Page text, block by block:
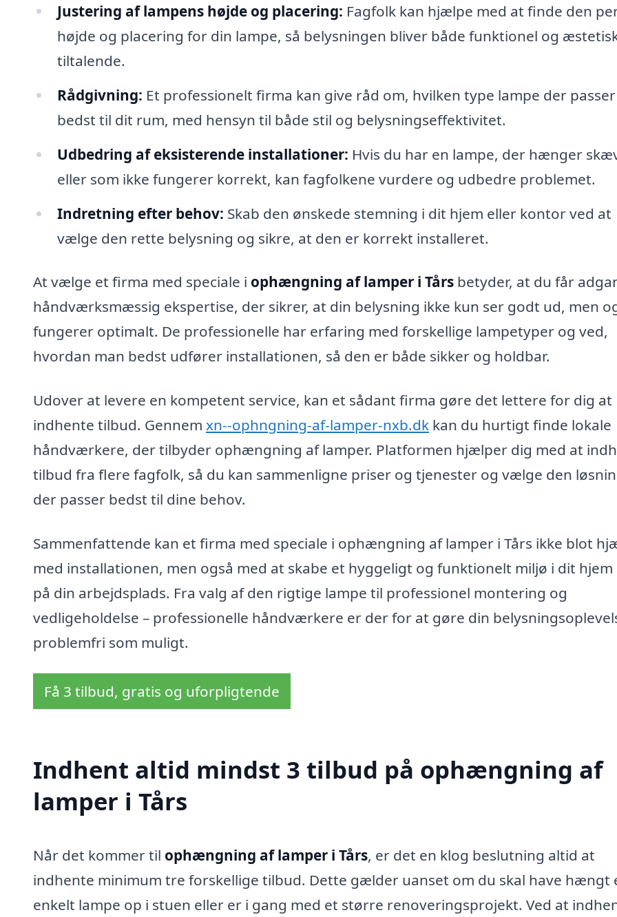
Justering af lampens højde og placering: Fagfolk kan hjælpe med at finde den
højde og placering for din lampe, så belysningen bliver både funktionel og
tiltalende.
Rådgivning: Et professionelt firma kan give råd om, hvilken type lampe der passer
bedst til dit rum, med hensyn til både stil og belysningseffektivitet.
Udbedring af eksisterende installationer: Hvis du har en lampe, der hænger
eller som ikke fungerer korrekt, kan fagfolkene vurdere og udbedre problemet.
Indretning efter behov: Skab den ønskede stemning i dit hjem eller kontor ved at
vælge den rette belysning og sikre, at den er korrekt installeret.
At vælge et firma med speciale i ophængning af lamper i Tårs betyder, at du får
håndværksmæssig ekspertise, der sikrer, at din belysning ikke kun ser godt ud, men
fungerer optimalt. De professionelle har erfaring med forskellige lampetyper og ved,
hvordan man bedst udfører installationen, så den er både sikker og holdbar.
Udover at levere en kompetent service, kan et sådant firma gøre det lettere for dig at
indhente tilbud. Gennem xn--ophngning-af-lamper-nxb.dk kan du hurtigt finde lokale
håndværkere, der tilbyder ophængning af lamper. Platformen hjælper dig med at
tilbud fra flere fagfolk, så du kan sammenligne priser og tjenester og vælge den
der passer bedst til dine behov.
Sammenfattende kan et firma med speciale i ophængning af lamper i Tårs ikke blot
med installationen, men også med at skabe et hyggeligt og funktionelt miljø i dit hjem
på din arbejdsplads. Fra valg af den rigtige lampe til professionel montering og
vedligeholdelse – professionelle håndværkere er der for at gøre din
problemfri som muligt.
Få 3 tilbud, gratis og uforpligtende
Indhent altid mindst 3 tilbud på ophængning af
lamper i Tårs
Når det kommer til ophængning af lamper i Tårs, er det en klog beslutning altid at
indhente minimum tre forskellige tilbud. Dette gælder uanset om du skal have hængt
enkelt lampe op i stuen eller er i gang med et større renoveringsprojekt. Ved at